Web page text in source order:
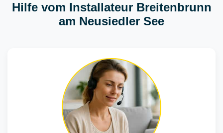
Hilfe vom Installateur Breitenbrunn
am Neusiedler See